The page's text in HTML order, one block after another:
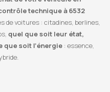
technique à 6532
de voitures : citadines, berlines,
quel que soit leur état,
que soit l’énergie : essence,